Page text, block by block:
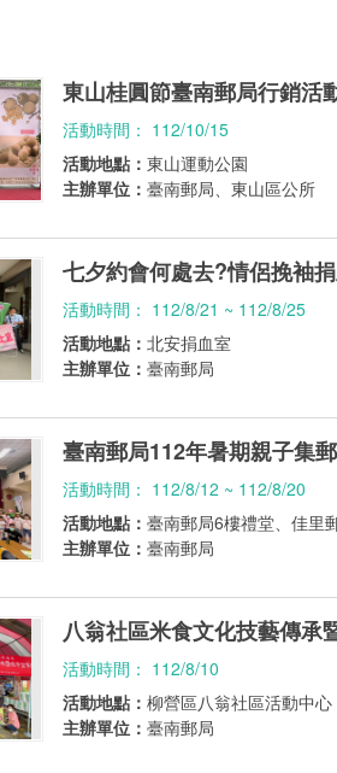
東山桂圓節臺南郵局行銷活
活動時間： 112/10/15
活動地點： 東山運動公園
主辦單位： 臺南郵局、東山區公所
七夕約會何處去?情侶挽袖
活動時間： 112/8/21 ~ 112/8/25
活動地點： 北安捐血室
主辦單位： 臺南郵局
臺南郵局112年暑期親子集
活動時間： 112/8/12 ~ 112/8/20
活動地點： 臺南郵局6樓禮堂、佳里
主辦單位： 臺南郵局
八翁社區米食文化技藝傳承
活動時間： 112/8/10
活動地點： 柳營區八翁社區活動中心
主辦單位： 臺南郵局